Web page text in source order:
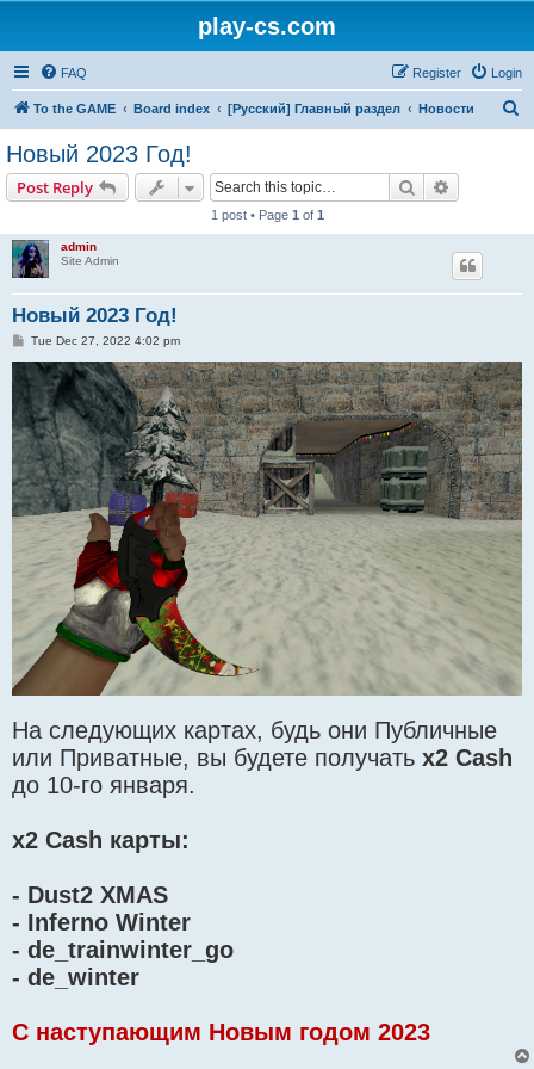
play-cs.com
FAQ Login
Register
To the GAME Board index [Русский] Главный раздел Новости
Новый 2023 Год!
Post Reply Search
1 post • Page 1 of 1
admin
Site Admin
Новый 2023 Год!
P
t
Tue Dec 27, 2022 4:02 pm
На следующих картах, будь они Публичные
или Приватные, вы будете получать x2 Cash
до 10-го января.
x2 Cash карты:
- Dust2 XMAS
- Inferno Winter
- de_trainwinter_go
- de_winter
C наступающим Новым годом 2023